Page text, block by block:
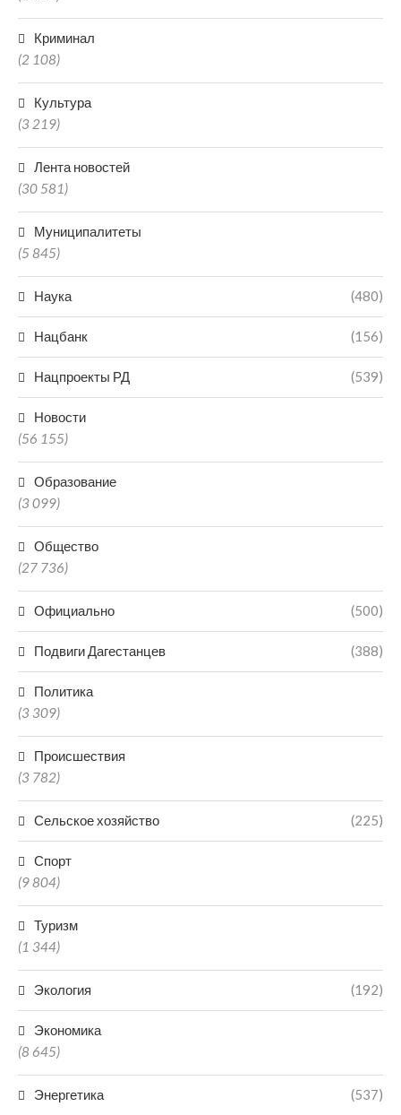
Криминал
(2 108)
Культура
(3 219)
Лента новостей
(30 581)
Муниципалитеты
(5 845)
Наука (480)
Нацбанк (156)
Нацпроекты РД (539)
Новости
(56 155)
Образование
(3 099)
Общество
(27 736)
Официально (500)
Подвиги Дагестанцев (388)
Политика
(3 309)
Происшествия
(3 782)
Сельское хозяйство (225)
Спорт
(9 804)
Туризм
(1 344)
Экология (192)
Экономика
(8 645)
Энергетика (537)